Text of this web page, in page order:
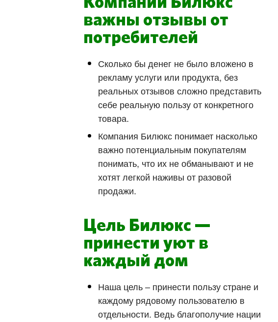
важны отзывы от
потребителей
Сколько бы денег не было вложено в
рекламу услуги или продукта, без
реальных отзывов сложно представить
себе реальную пользу от конкретного
товара.
Компания Билюкс понимает насколько
важно потенциальным покупателям
понимать, что их не обманывают и не
хотят легкой наживы от разовой
продажи.
Цель Билюкс —
принести уют в
каждый дом
Наша цель – принести пользу стране и
каждому рядовому пользователю в
отдельности. Ведь благополучие нации